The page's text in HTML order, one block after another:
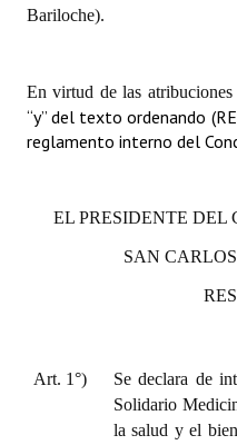
Huéspedes de Honor -
Reconocimientos - Registro
Bariloche, Municipio
REFORMA DE LA CARTA
Bariloche).
En virtud de las atribuciones
“y” del texto ordenando
reglamento interno del
EL PRESIDENTE DEL
SAN
Art. 1°)
Se declara de
Solidario
la salud y el